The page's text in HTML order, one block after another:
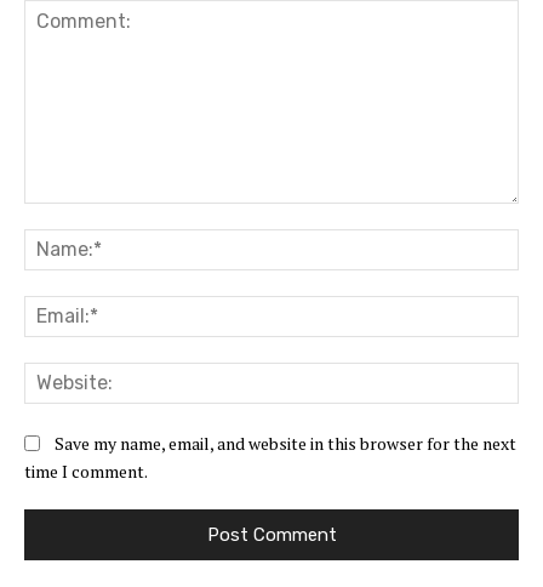
Save my name, email, and website in this browser for the next
time I comment.